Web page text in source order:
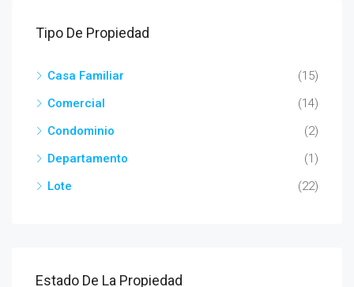
Tipo De Propiedad
Casa Familiar
(15)
Comercial
(14)
Condominio
(2)
Departamento
(1)
Lote
(22)
Estado De La Propiedad